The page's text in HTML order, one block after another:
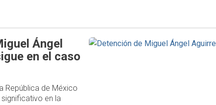
Ángel
en el caso
República de México
en la